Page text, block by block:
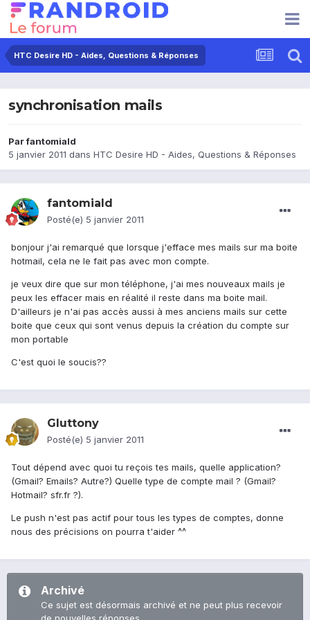
HTC Desire HD - Aides, Questions & Réponses
synchronisation mails
Parfantomiald
5 janvier 2011 dans HTC Desire HD - Aides, Questions & Réponses
fantomiald
Posté(e) 5 janvier 2011
bonjour j'ai remarqué que lorsque j'efface mes mails sur ma boite
hotmail, cela ne le fait pas avec mon compte.
je veux dire que sur mon téléphone, j'ai mes nouveaux mails je
peux les effacer mais en réalité il reste dans ma boite mail.
D'ailleurs je n'ai pas accès aussi à mes anciens mails sur cette
boite que ceux qui sont venus depuis la création du compte sur
mon portable
C'est quoi le soucis??
Gluttony
Posté(e) 5 janvier 2011
Tout dépend avec quoi tu reçois tes mails, quelle application?
(Gmail? Emails? Autre?) Quelle type de compte mail ? (Gmail?
Hotmail? sfr.fr ?).
Le push n'est pas actif pour tous les types de comptes, donne
nous des précisions on pourra t'aider ^^
Archivé
Ce sujet est désormais archivé et ne peut plus recevoir